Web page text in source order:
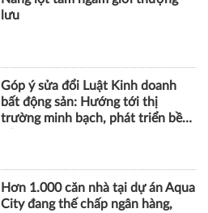
lưu
Góp ý sửa đổi Luật Kinh doanh
bất động sản: Hướng tới thị
trường minh bạch, phát triển bền
Hơn 1.000 căn nhà tại dự án Aqua
City đang thế chấp ngân hàng,